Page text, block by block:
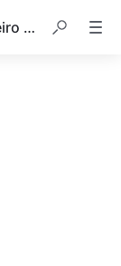
Não recebi o e-mail ou SMS do primeiro acesso. O que fazer?